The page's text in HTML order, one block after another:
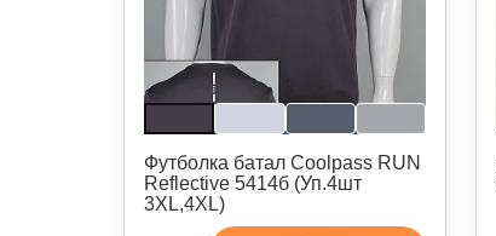
Футболка батал Coolpass RUN
Reflective 5414б (Уп.4шт
3XL,4XL)